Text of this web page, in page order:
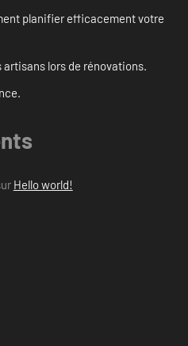
planifier efficacement votre
lors de rénovations.
Hello world!